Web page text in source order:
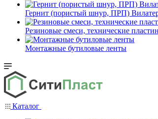
Гернит (пористый шнур, ПРП)
Резиновые смеси, технические
Монтажные бутиловые ленты
Каталог